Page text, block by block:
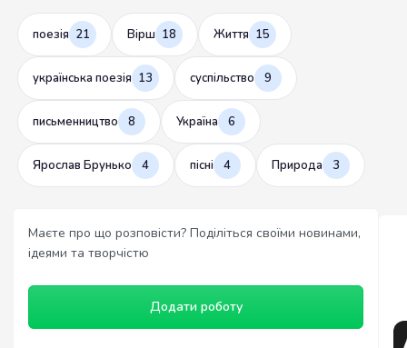
поезія 21 Вірш 18 Життя 15
українська поезія 13 суспільство 9
письменництво 8 Україна 6
Ярослав Брунько 4 пісні 4 Природа 3
Маєте про що розповісти? Поділіться своїми новинами,
ідеями та творчістю
Додати роботу